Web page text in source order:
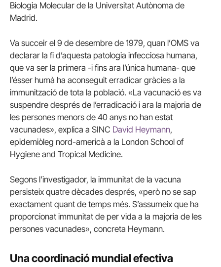
Biologia Molecular de la Universitat Autònoma de
Madrid.
Va succeir el 9 de desembre de 1979, quan l’OMS va
declarar la fi d’aquesta patologia infecciosa humana,
que va ser la primera -i fins ara l’única humana- que
l’ésser humà ha aconseguit erradicar gràcies a la
immunització de tota la població. «La vacunació es va
suspendre després de l’erradicació i ara la majoria de
les persones menors de 40 anys no han estat
vacunades», explica a SINC David Heymann,
epidemiòleg nord-americà a la London School of
Hygiene and Tropical Medicine.
Segons l’investigador, la immunitat de la vacuna
persisteix quatre dècades després, «però no se sap
exactament quant de temps més. S’assumeix que ha
proporcionat immunitat de per vida a la majoria de les
persones vacunades», concreta Heymann.
Una coordinació mundial efectiva